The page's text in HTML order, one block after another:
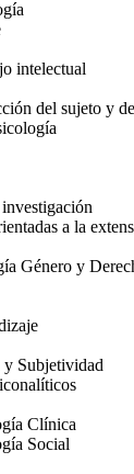
intelectual
del sujeto y
a la
Género y
Subjetividad
Clínica
Social